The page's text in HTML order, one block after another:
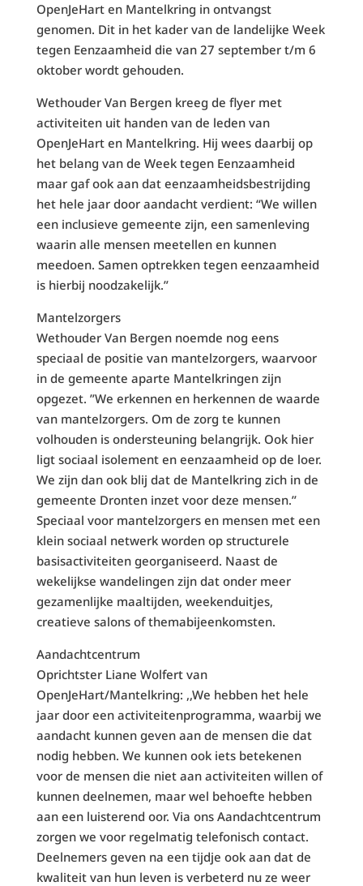
OpenJeHart en Mantelkring in ontvangst
genomen. Dit in het kader van de landelijke Week
tegen Eenzaamheid die van 27 september t/m 6
oktober wordt gehouden.
Wethouder Van Bergen kreeg de flyer met
activiteiten uit handen van de leden van
OpenJeHart en Mantelkring. Hij wees daarbij op
het belang van de Week tegen Eenzaamheid
maar gaf ook aan dat eenzaamheidsbestrijding
het hele jaar door aandacht verdient: “We willen
een inclusieve gemeente zijn, een samenleving
waarin alle mensen meetellen en kunnen
meedoen. Samen optrekken tegen eenzaamheid
is hierbij noodzakelijk.”
Mantelzorgers
Wethouder Van Bergen noemde nog eens
speciaal de positie van mantelzorgers, waarvoor
in de gemeente aparte Mantelkringen zijn
opgezet. ”We erkennen en herkennen de waarde
van mantelzorgers. Om de zorg te kunnen
volhouden is ondersteuning belangrijk. Ook hier
ligt sociaal isolement en eenzaamheid op de loer.
We zijn dan ook blij dat de Mantelkring zich in de
gemeente Dronten inzet voor deze mensen.’’
Speciaal voor mantelzorgers en mensen met een
klein sociaal netwerk worden op structurele
basisactiviteiten georganiseerd. Naast de
wekelijkse wandelingen zijn dat onder meer
gezamenlijke maaltijden, weekenduitjes,
creatieve salons of themabijeenkomsten.
Aandachtcentrum
Oprichtster Liane Wolfert van
OpenJeHart/Mantelkring: ,,We hebben het hele
jaar door een activiteitenprogramma, waarbij we
aandacht kunnen geven aan de mensen die dat
nodig hebben. We kunnen ook iets betekenen
voor de mensen die niet aan activiteiten willen of
kunnen deelnemen, maar wel behoefte hebben
aan een luisterend oor. Via ons Aandachtcentrum
zorgen we voor regelmatig telefonisch contact.
Deelnemers geven na een tijdje ook aan dat de
kwaliteit van hun leven is verbeterd nu ze weer